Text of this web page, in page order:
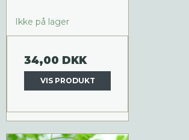
Ikke på lager
34,00 DKK
VIS PRODUKT